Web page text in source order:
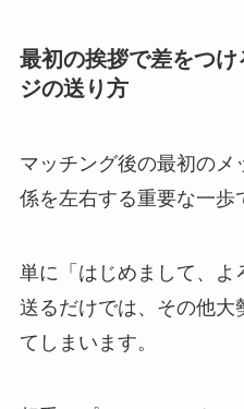
最初の挨拶で差をつ
ジの送り方
マッチング後の最初のメ
係を左右する重要な一歩
単に「はじめまして、よ
送るだけでは、その他大
てしまいます。